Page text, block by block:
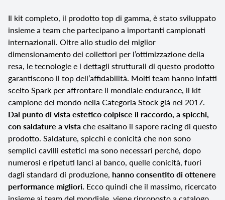
Il kit completo, il prodotto top di gamma, è stato sviluppato
insieme a team che partecipano a importanti campionati
internazionali. Oltre allo studio del miglior
dimensionamento dei collettori per l’ottimizzazione della
resa, le tecnologie e i dettagli strutturali di questo prodotto
garantiscono il top dell’affidabilità. Molti team hanno infatti
scelto Spark per affrontare il mondiale endurance, il kit
campione del mondo nella Categoria Stock già nel 2017.
Dal punto di vista estetico colpisce il raccordo, a spicchi,
con saldature a vistache esaltano il sapore racing di questo
prodotto. Saldature, spicchi e conicità che non sono
semplici cavilli estetici ma sono necessari perché, dopo
numerosi e ripetuti lanci al banco, quelle conicità, fuori
dagli standard di produzione, hanno consentito di ottenere
performance migliori. Ecco quindi che il massimo, ricercato